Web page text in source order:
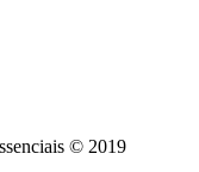
© 2019